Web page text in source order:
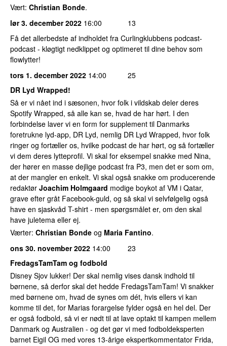
Vært: Christian Bonde.
lør 3. december 2022 16:00
13
Få det allerbedste af indholdet fra Curlingklubbens podcast-
podcast - kløgtigt nedklippet og optimeret til dine behov som
flowlytter!
tors 1. december 2022 14:00
25
DR Lyd Wrapped!
Så er vi nået ind i sæsonen, hvor folk i vildskab deler deres
Spotify Wrapped, så alle kan se, hvad de har hørt. I den
forbindelse laver vi en form for supplement til Danmarks
foretrukne lyd-app, DR Lyd, nemlig DR Lyd Wrapped, hvor folk
ringer og fortæller os, hvilke podcast de har hørt, og så fortæller
vi dem deres lytteprofil. Vi skal for eksempel snakke med Nina,
der hører en masse dejlige podcast fra P3, men det er som om,
at der mangler en enkelt. Vi skal også snakke om producerende
redaktør Joachim Holmgaard modige boykot af VM i Qatar,
grave efter gråt Facebook-guld, og så skal vi selvfølgelig også
have en sjaskvåd T-shirt - men spørgsmålet er, om den skal
have juletema eller ej.
Værter: Christian Bonde og Maria Fantino.
ons 30. november 2022 14:00
23
FredagsTamTam og fodbold
Disney Sjov lukker! Der skal nemlig vises dansk indhold til
børnene, så derfor skal det hedde FredagsTamTam! Vi snakker
med børnene om, hvad de synes om dét, hvis ellers vi kan
komme til det, for Marias forargelse fylder også en hel del. Der
er også fodbold, så vi er nødt til at lave optakt til kampen mellem
Danmark og Australien - og det gør vi med fodboldeksperten
barnet Eigil OG med vores 13-årige ekspertkommentator Frida,